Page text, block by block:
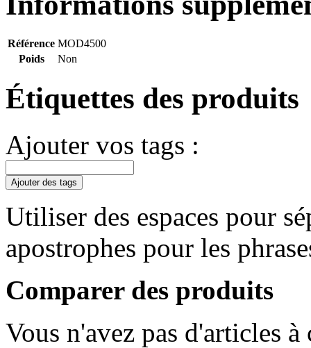
Référence MOD4500
Poids
Non
Étiquettes des produits
Ajouter vos tags :
Ajouter des tags
Utiliser des espaces pour
apostrophes pour les
Comparer des produits
Vous n'avez pas d'articles à